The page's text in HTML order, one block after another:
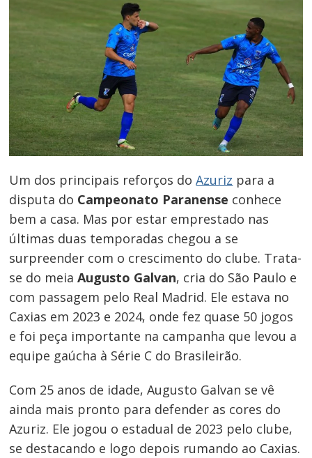
Um dos principais reforços doAzuriz para a
disputa do Campeonato Paranense conhece
bem a casa. Mas por estar emprestado nas
últimas duas temporadas chegou a se
surpreender com o crescimento do clube. Trata-
se do meiaAugusto Galvan, cria do São Paulo e
com passagem pelo Real Madrid. Ele estava no
Caxias em 2023 e 2024, onde fez quase 50 jogos
e foi peça importante na campanha que levou a
equipe gaúcha à Série C do Brasileirão.
Com 25 anos de idade, Augusto Galvan se vê
ainda mais pronto para defender as cores do
Azuriz. Ele jogou o estadual de 2023 pelo clube,
se destacando e logo depois rumando ao Caxias.